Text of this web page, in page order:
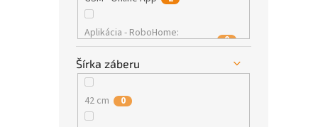
Aplikácia - RoboHome:
Dostupné ako príslušenstvo
0
Šírka záberu
42 cm 0